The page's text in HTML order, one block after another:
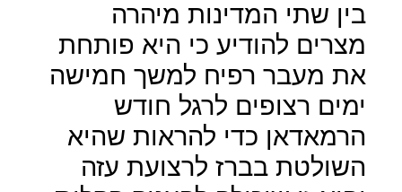
בין שתי המדינות מיהרה
מצרים להודיע כי היא פותחת
את מעבר רפיח למשך חמישה
ימים רצופים לרגל חודש
הרמאדאן כדי להראות שהיא
השולטת בברז לרצועת עזה